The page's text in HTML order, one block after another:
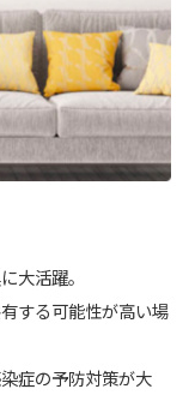
大活躍。
する可能性が高い場
症の予防対策が大